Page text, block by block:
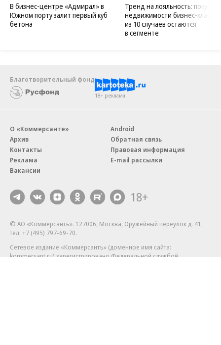
В бизнес-центре «Адмирал» в
Южном порту залит первый куб
бетона
Тренд на лояльность:
недвижимости бизнес-класса
из 10 случаев остаются
в сегменте
Благотворительный фонд
18+ реклама
О «Коммерсанте»
Архив
Контакты
Реклама
Вакансии
Android
Обратная связь
Правовая информация
E-mail рассылки
18+
© АО «Коммерсантъ». 127006, Москва, Оружейный переулок д. 41,
тел. +7 (495) 797-69-70.
Сетевое издание «Коммерсантъ» (доменное имя сайта:
kommersant.ru) зарегистрировано Федеральной службой